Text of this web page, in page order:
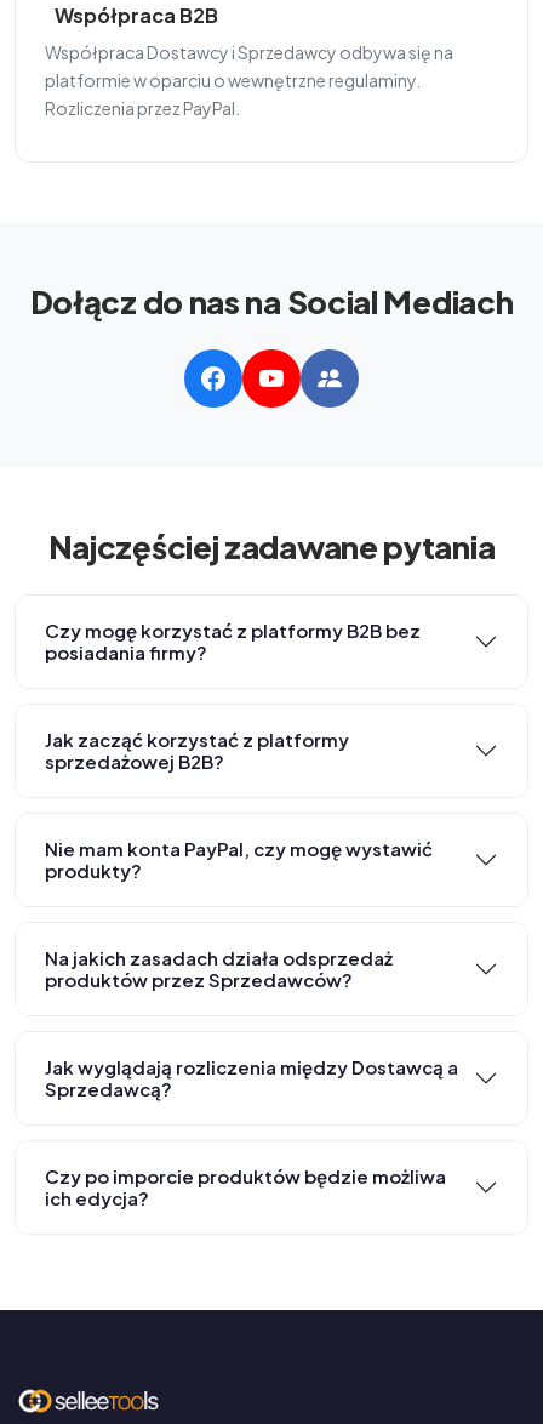
Współpraca B2B
Współpraca Dostawcy i Sprzedawcy odbywa się na
platformie w oparciu o wewnętrzne regulaminy.
Rozliczenia przez PayPal.
Dołącz do nas na Social Mediach
Najczęściej zadawane pytania
Czy mogę korzystać z platformy B2B bez
posiadania firmy?
Jak zacząć korzystać z platformy
sprzedażowej B2B?
Nie mam konta PayPal, czy mogę wystawić
produkty?
Na jakich zasadach działa odsprzedaż
produktów przez Sprzedawców?
Jak wyglądają rozliczenia między Dostawcą a
Sprzedawcą?
Czy po imporcie produktów będzie możliwa
ich edycja?